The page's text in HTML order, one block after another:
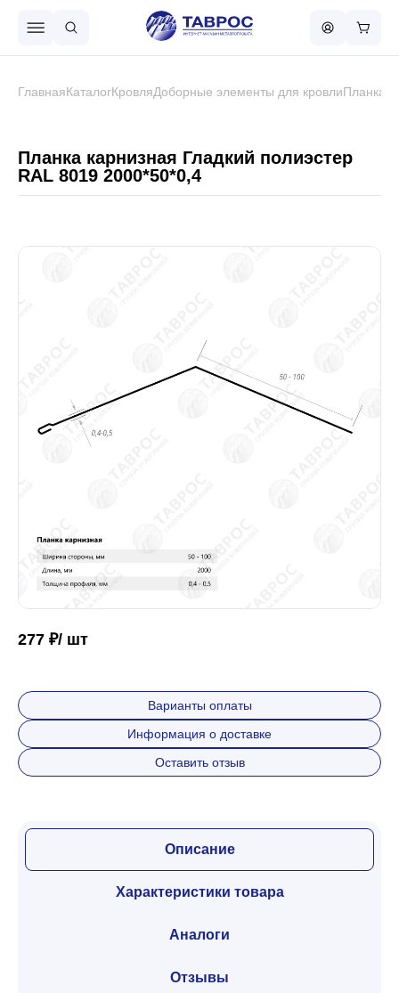
Металлочерепица
Сваи винтовые
Забор
Водосточная система
Профили для гипсокартона
Дача и сад
Другие товары
ГлавнаяКаталогКровляДоборные элементы для кровлиПланка
Планка карнизная Гладкий полиэстер
RAL 8019 2000*50*0,4
277 ₽/ шт
Варианты оплаты
Информация о доставке
Оставить отзыв
Описание
Характеристики товара
Аналоги
Отзывы